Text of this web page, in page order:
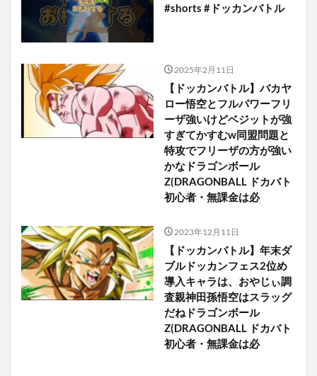
#shorts #ドッカンバトル
2025年2月11日
【ドッカンバトル】バカヤ
ロー悟空とフルパワーフリ
ーザ強いけどベジットが強
すぎてかすむw同盟問題と
特攻でフリーザの方が強い
かなドラゴンボール
Z(DRAGONBALL ドカバト
初心者・無課金は必
2023年12月11日
【ドッカンバトル】年末ダ
ブルドッカンフェス2位め
導入キャラは、おやじぃ調
査親神田孫悟空はスラッグ
だねドラゴンボール
Z(DRAGONBALL ドカバト
初心者・無課金は必